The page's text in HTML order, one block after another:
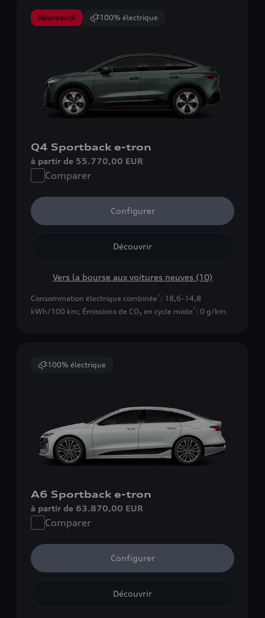
Nouveauté 100% électrique
Q4 Sportback e-tron
à partir de 55.770,00 EUR
Comparer
Configurer
Découvrir
Vers la bourse aux voitures neuves (10)
Consommation électrique combinée 1 : 18,6–14,8
kWh/100 km; Émissions de CO₂ en cycle mixte 1 : 0 g/km
100% électrique
A6 Sportback e-tron
à partir de 63.870,00 EUR
Comparer
Configurer
Découvrir